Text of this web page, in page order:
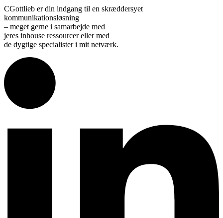
CGottlieb er din indgang til en skræddersyet
kommunikationsløsning
– meget gerne i samarbejde med
jeres inhouse ressourcer eller med
de dygtige specialister i mit netværk.